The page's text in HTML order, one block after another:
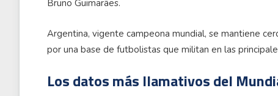
Bruno Guimarães.
Argentina, vigente campeona mundial, se mantiene
por una base de futbolistas que militan en las
Los datos más llamativos del